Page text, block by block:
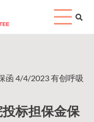
函 4/4/2023 有创呼吸
标担保金保